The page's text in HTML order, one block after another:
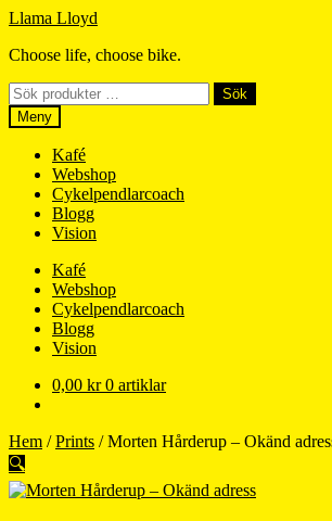
Hoppa
navigering
Hoppa
innehåll
Llama Lloyd
Choose life, choose bike.
Sök
efter:
Sök
Meny
Kafé
Webshop
Cykelpendlarcoach
Blogg
Vision
Kafé
Webshop
Cykelpendlarcoach
Blogg
Vision
0,00 kr 0 artiklar
Hem /Prints /Morten Hårderup – Okänd
🔍